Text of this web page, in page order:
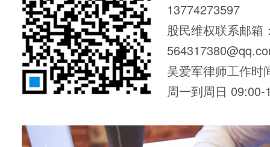
13774273597
股民维权联系邮箱
吴爱军律师工作时
周一到周日 09:00-